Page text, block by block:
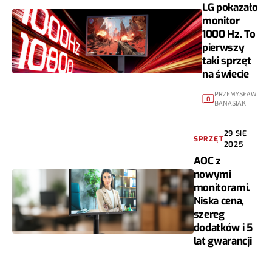
LG pokazało
monitor
1000 Hz. To
pierwszy
taki sprzęt
na świecie
0
PRZEMYSŁAW
BANASIAK
SPRZĘT
29 SIE
2025
AOC z
nowymi
monitorami.
Niska cena,
szereg
dodatków i 5
lat gwarancji